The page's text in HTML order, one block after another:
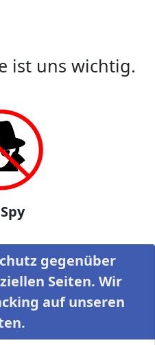
ist uns wichtig.
gegenüber
Seiten. Wir
auf unseren